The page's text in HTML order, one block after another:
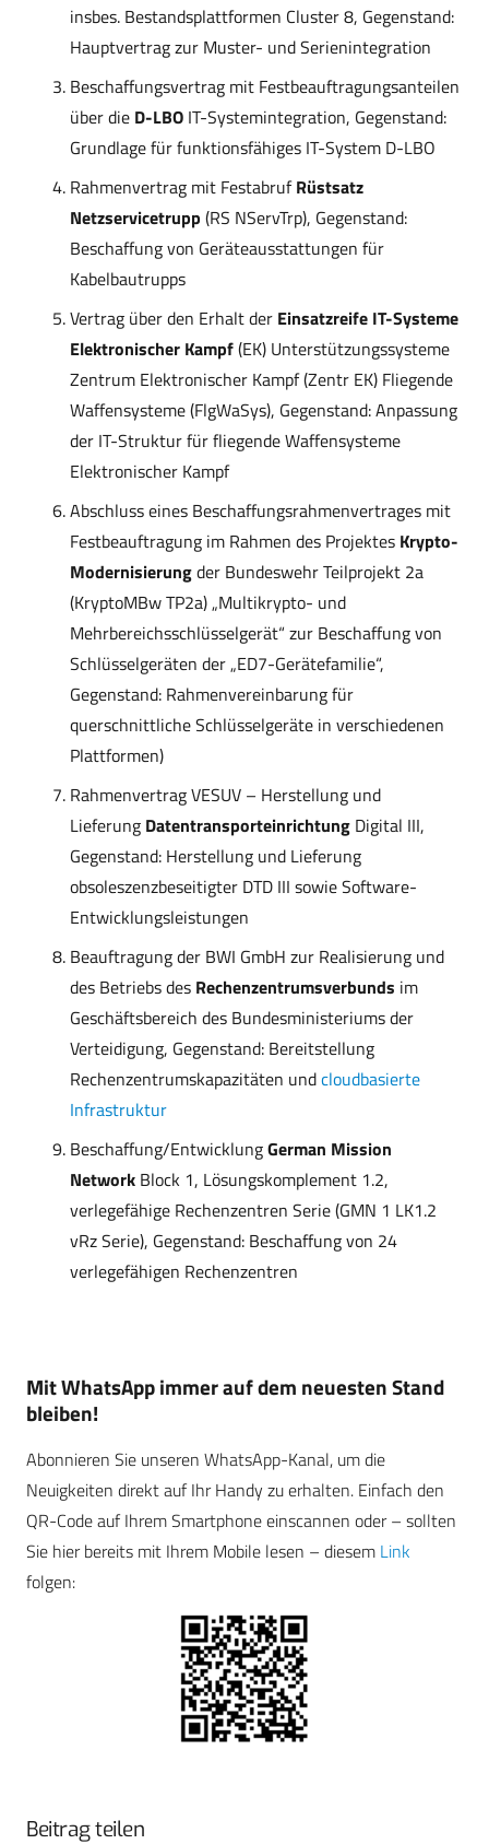
insbes. Bestandsplattformen Cluster 8, Gegenstand:
Hauptvertrag zur Muster- und Serienintegration
Beschaffungsvertrag mit Festbeauftragungsanteilen
über die D-LBO IT-Systemintegration, Gegenstand:
Grundlage für funktionsfähiges IT-System D-LBO
Rahmenvertrag mit FestabrufRüstsatz
Netzservicetrupp (RS NServTrp), Gegenstand:
Beschaffung von Geräteausstattungen für
Kabelbautrupps
Vertrag über den Erhalt der Einsatzreife IT-Systeme
Elektronischer Kampf(EK) Unterstützungssysteme
Zentrum Elektronischer Kampf (Zentr EK) Fliegende
Waffensysteme (FlgWaSys), Gegenstand: Anpassung
der IT-Struktur für fliegende Waffensysteme
Elektronischer Kampf
Abschluss eines Beschaffungsrahmenvertrages mit
Festbeauftragung im Rahmen des Projektes Krypto-
Modernisierungder Bundeswehr Teilprojekt 2a
(KryptoMBw TP2a) „Multikrypto- und
Mehrbereichsschlüsselgerät“ zur Beschaffung von
Schlüsselgeräten der „ED7-Gerätefamilie“,
Gegenstand: Rahmenvereinbarung für
querschnittliche Schlüsselgeräte in verschiedenen
Plattformen)
Rahmenvertrag VESUV – Herstellung und
Lieferung Datentransporteinrichtung Digital III,
Gegenstand: Herstellung und Lieferung
obsoleszenzbeseitigter DTD III sowie Software-
Entwicklungsleistungen
Beauftragung der BWI GmbH zur Realisierung und
des Betriebs des Rechenzentrumsverbunds im
Geschäftsbereich des Bundesministeriums der
Verteidigung, Gegenstand: Bereitstellung
Rechenzentrumskapazitäten undcloudbasierte
Infrastruktur
Beschaffung/EntwicklungGerman Mission
Network Block 1, Lösungskomplement 1.2,
verlegefähige Rechenzentren Serie (GMN 1 LK1.2
vRz Serie), Gegenstand: Beschaffung von 24
verlegefähigen Rechenzentren
Mit WhatsApp immer auf dem neuesten Stand
bleiben!
Abonnieren Sie unseren WhatsApp-Kanal, um die
Neuigkeiten direkt auf Ihr Handy zu erhalten. Einfach den
QR-Code auf Ihrem Smartphone einscannen oder – sollten
Sie hier bereits mit Ihrem Mobile lesen – diesem Link
folgen:
Beitrag teilen